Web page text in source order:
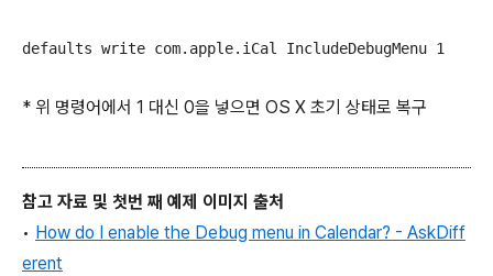
defaults write com.apple.iCal IncludeDebugMenu 1
* 위 명령어에서 1 대신 0을 넣으면 OS X 초기 상태로 복구
참고 자료 및 첫번 째 예제 이미지 출처
• How do I enable the Debug menu in Calendar? - AskDiff
erent